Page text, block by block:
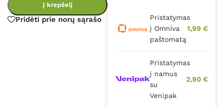
Į krepšelį
Pridėti prie norų sąrašo
Pristatymas
į Omniva
paštomatą
1,99 €
Pristatymas
į namus
su
Venipak
2,90 €